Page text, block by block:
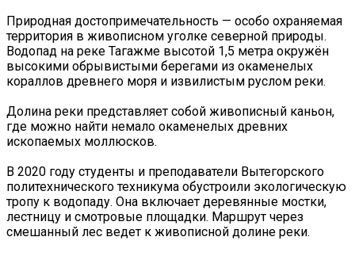
Природная достопримечательность — особо охраняемая
территория в живописном уголке северной природы.
Водопад на реке Тагажме высотой 1,5 метра окружён
высокими обрывистыми берегами из окаменелых
кораллов древнего моря и извилистым руслом реки.
Долина реки представляет собой живописный каньон,
где можно найти немало окаменелых древних
ископаемых моллюсков.
В 2020 году студенты и преподаватели Вытегорского
политехнического техникума обустроили экологическую
тропу к водопаду. Она включает деревянные мостки,
лестницу и смотровые площадки. Маршрут через
смешанный лес ведет к живописной долине реки.